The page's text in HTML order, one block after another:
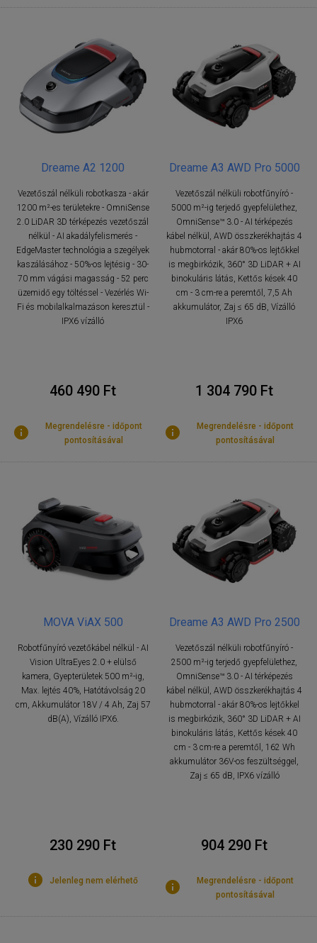
Dreame A2 1200
Vezetőszál nélküli robotkasza - akár
1200 m²-es területekre - OmniSense
2.0 LiDAR 3D térképezés vezetőszál
nélkül - AI akadályfelismerés -
EdgeMaster technológia a szegélyek
kaszálásához - 50%-os lejtésig - 30-
70 mm vágási magasság - 52 perc
üzemidő egy töltéssel - Vezérlés Wi-
Fi és mobilalkalmazáson keresztül -
IPX6 vízálló
460 490 Ft
Megrendelésre - időpont
pontosításával
Dreame A3 AWD Pro 5000
Vezetőszál nélküli robotfűnyíró -
5000 m²-ig terjedő gyepfelülethez,
OmniSense™ 3.0 - AI térképezés
kábel nélkül, AWD összkerékhajtás 4
hubmotorral - akár 80%-os lejtőkkel
is megbirkózik, 360° 3D LiDAR + AI
binokuláris látás, Kettős kések 40
cm - 3 cm-re a peremtől, 7,5 Ah
akkumulátor, Zaj ≤ 65 dB, Vízálló
IPX6
1 304 790 Ft
Megrendelésre - időpont
pontosításával
MOVA ViAX 500
Robotfűnyíró vezetőkábel nélkül - AI
Vision UltraEyes 2.0 + elülső
kamera, Gyepterületek 500 m²-ig,
Max. lejtés 40%, Hatótávolság 20
cm, Akkumulátor 18V / 4 Ah, Zaj 57
dB(A), Vízálló IPX6.
230 290 Ft
Jelenleg nem elérhető
Dreame A3 AWD Pro 2500
Vezetőszál nélküli robotfűnyíró -
2500 m²-ig terjedő gyepfelülethez,
OmniSense™ 3.0 - AI térképezés
kábel nélkül, AWD összkerékhajtás 4
hubmotorral - akár 80%-os lejtőkkel
is megbirkózik, 360° 3D LiDAR + AI
binokuláris látás, Kettős kések 40
cm - 3 cm-re a peremtől, 162 Wh
akkumulátor 36V-os feszültséggel,
Zaj ≤ 65 dB, IPX6 vízálló
904 290 Ft
Megrendelésre - időpont
pontosításával